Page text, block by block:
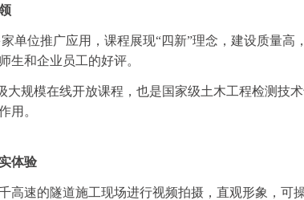
家单位推广应用，课程展现“四新”理念，建设质量高
生和企业员工的好评。
大规模在线开放课程，也是国家级土木工程检测技
用。
体验
高速的隧道施工现场进行视频拍摄，直观形象，可